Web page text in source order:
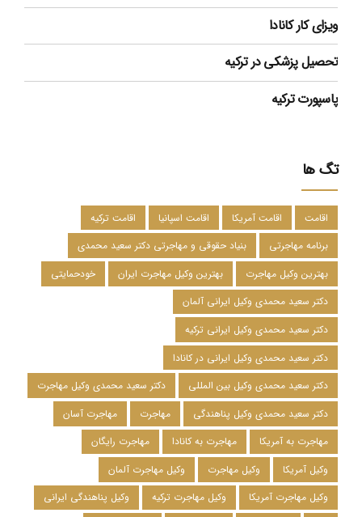
ویزای کار کانادا
تحصیل پزشکی در ترکیه
پاسپورت ترکیه
تگ ها
اقامت اقامت آمریکا اقامت اسپانیا
اقامت ترکیه
برنامه مهاجرتی
بنیاد حقوقی و مهاجرتی دکتر سعید محمدی
بهترین وکیل مهاجرت
بهترین وکیل مهاجرت ایران
خودحمایتی
دکتر سعید محمدی وکیل ایرانی آلمان
دکتر سعید محمدی وکیل ایرانی ترکیه
دکتر سعید محمدی وکیل ایرانی در کانادا
دکتر سعید محمدی وکیل بین المللی
دکتر سعید محمدی وکیل مهاجرت
دکتر سعید محمدی وکیل پناهندگی
مهاجرت
مهاجرت آسان
مهاجرت به آمریکا
مهاجرت به کانادا
مهاجرت رایگان
وکیل آمریکا
وکیل مهاجرت
وکیل مهاجرت آلمان
وکیل مهاجرت آمریکا
وکیل مهاجرت ترکیه
وکیل پناهندگی ایرانی